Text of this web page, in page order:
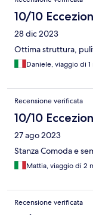
10/10
28 dic 2023
Ottima struttura,
Daniele, viaggio di
Recensione verificata
10/10
27 ago 2023
Stanza Comoda e
Mattia, viaggio di 2
Recensione verificata